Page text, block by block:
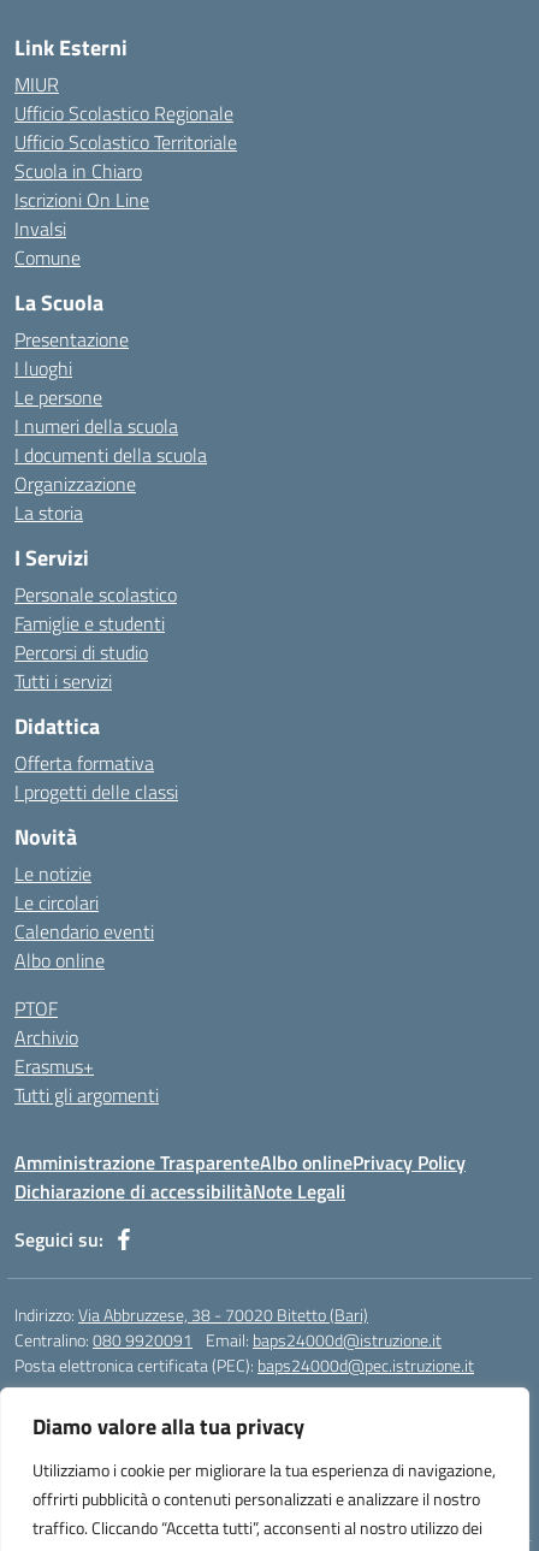
Diamo valore alla tua privacy
Utilizziamo i cookie per migliorare la tua esperienza di navigazione,
offrirti pubblicità o contenuti personalizzati e analizzare il nostro
traffico. Cliccando “Accetta tutti”, acconsenti al nostro utilizzo dei
Link Esterni
MIUR
Ufficio Scolastico Regionale
Ufficio Scolastico Territoriale
Scuola in Chiaro
Iscrizioni On Line
Invalsi
Comune
La Scuola
Presentazione
I luoghi
Le persone
I numeri della scuola
I documenti della scuola
Organizzazione
La storia
I Servizi
Personale scolastico
Famiglie e studenti
Percorsi di studio
Tutti i servizi
Didattica
Offerta formativa
I progetti delle classi
Novità
Le notizie
Le circolari
Calendario eventi
Albo online
PTOF
Archivio
Erasmus+
Tutti gli argomenti
Amministrazione TrasparenteAlbo onlinePrivacy Policy
Dichiarazione di accessibilitàNote Legali
Seguici su:
Indirizzo:Via Abbruzzese, 38 - 70020 Bitetto (Bari)
Centralino:080 9920091 Email: baps24000d@istruzione.it
Posta elettronica certificata (PEC): baps24000d@pec.istruzione.it
Codice meccanografico:BAPS24000D
Codice Indice delle Pubbliche Amministrazioni (IPA): istsc_baps24000d
Codice unico di fatturazione (CUF): UFOR9J